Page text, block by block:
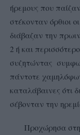
ήρεμους που
στέκονταν όρθιοι
διάβαζαν την
2 ή και
συζητώντας
πάντοτε
καταλάβαινες ότι
σέβονταν την
Προχώρησα στην